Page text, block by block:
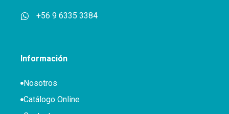
+56 9 6335 3384
Información
Nosotros
Catálogo Online